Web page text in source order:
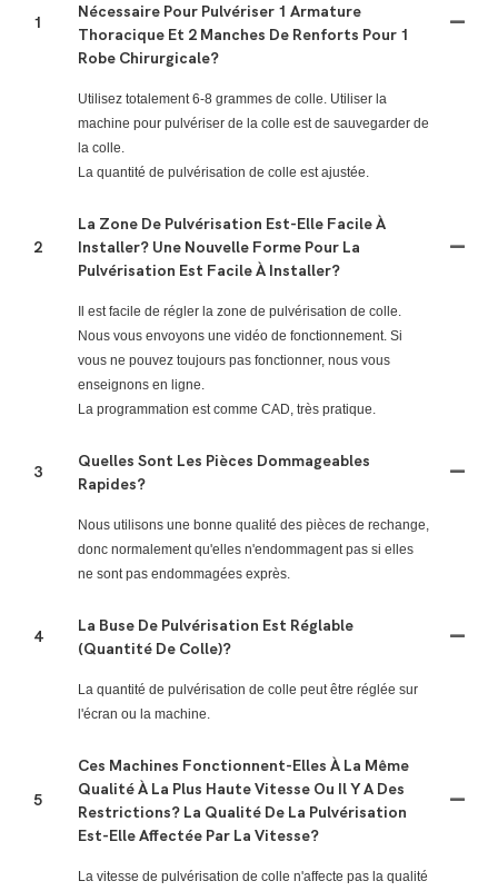
1
Nécessaire Pour Pulvériser 1 Armature
Thoracique Et 2 Manches De Renforts Pour 1
Robe Chirurgicale?
Utilisez totalement 6-8 grammes de colle. Utiliser la
machine pour pulvériser de la colle est de sauvegarder de
la colle.
La quantité de pulvérisation de colle est ajustée.
2
La Zone De Pulvérisation Est-Elle Facile À
Installer? Une Nouvelle Forme Pour La
Pulvérisation Est Facile À Installer?
Il est facile de régler la zone de pulvérisation de colle.
Nous vous envoyons une vidéo de fonctionnement. Si
vous ne pouvez toujours pas fonctionner, nous vous
enseignons en ligne.
La programmation est comme CAD, très pratique.
3
Quelles Sont Les Pièces Dommageables
Rapides?
Nous utilisons une bonne qualité des pièces de rechange,
donc normalement qu'elles n'endommagent pas si elles
ne sont pas endommagées exprès.
4
La Buse De Pulvérisation Est Réglable
(quantité De Colle)?
La quantité de pulvérisation de colle peut être réglée sur
l'écran ou la machine.
5
Ces Machines Fonctionnent-Elles À La Même
Qualité À La Plus Haute Vitesse Ou Il Y A Des
Restrictions? La Qualité De La Pulvérisation
Est-Elle Affectée Par La Vitesse?
La vitesse de pulvérisation de colle n'affecte pas la qualité